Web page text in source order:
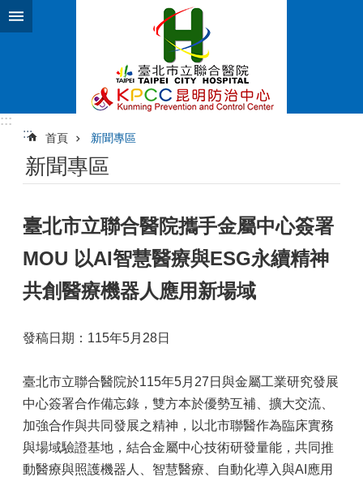
跳到主要內容區塊
:::
:::
首頁 新聞專區
新聞專區
臺北市立聯合醫院攜手金屬中心簽署
MOU 以AI智慧醫療與ESG永續精神
共創醫療機器人應用新場域
發稿日期：115年5月28日
臺北市立聯合醫院於115年5月27日與金屬工業研究發展
中心簽署合作備忘錄，雙方本於優勢互補、擴大交流、
加強合作與共同發展之精神，以北市聯醫作為臨床實務
與場域驗證基地，結合金屬中心技術研發量能，共同推
動醫療與照護機器人、智慧醫療、自動化導入與AI應用